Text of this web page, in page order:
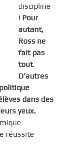
discipline
! Pour
autant,
Ross ne
fait pas
tout.
D’autres
dans des
yeux.
réussite